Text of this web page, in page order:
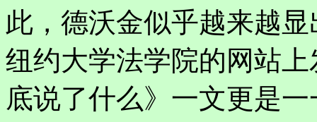
此，德沃金似乎越来越
纽约大学法学院的网站
底说了什么》一文更是